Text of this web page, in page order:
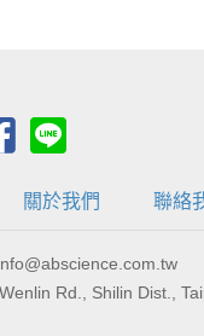
關於我們 聯絡
Rd., Shilin Dist.,